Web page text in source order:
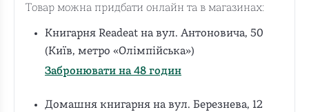
Товар можна придбати онлайн та в магазинах:
Книгарня Readeat на вул. Антоновича, 50
(Київ, метро «Олімпійська»)
Забронювати на 48 годин
Домашня книгарня на вул. Березнева, 12